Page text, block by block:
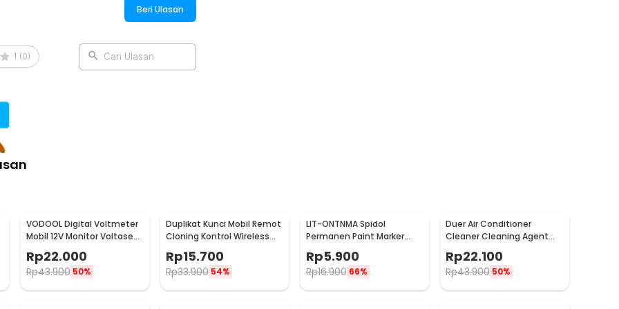
Filter Adapter - W101
Beri Ulasan
1 (0) Cari Ulasan
VODOOL Digital Voltmeter
Mobil 12V Monitor Voltase
Rp22.000
Rp43.900 50%
Duplikat Kunci Mobil Remot
Cloning Kontrol Wireless
Rp15.700
Rp33.900 54%
LIT-ONTNMA Spidol
Permanen Paint Marker
MP-01
Rp5.900
Rp16.900 66%
Duer Air Conditioner
Cleaner Cleaning Agent
500ml - QUY1640
Rp22.100
Rp43.900 50%